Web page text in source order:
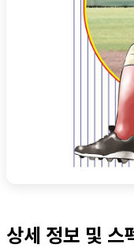
상세 정보 및 스